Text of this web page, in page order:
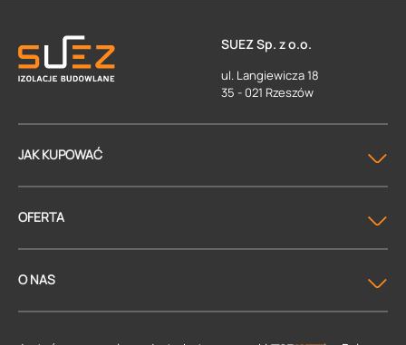
SUEZ Sp. z o.o.
ul. Langiewicza 18
35 - 021 Rzeszów
JAK KUPOWAĆ
OFERTA
O NAS